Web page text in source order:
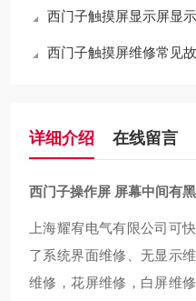
西门子触摸屏显示屏显
西门子触摸屏维修常见
详细介绍 在线留言
西门子操作屏 屏幕中间有
上海耀宥电气有限公司可
了系统界面维修、无显示
维修，花屏维修，白屏维